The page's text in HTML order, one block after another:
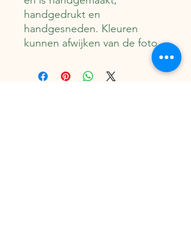
handgedrukt en
handgesneden. Kleuren
kunnen afwijken van de foto.